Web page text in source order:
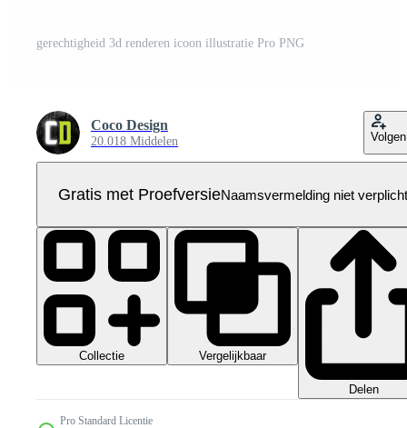
gerechtigheid 3d renderen icoon illustratie Pro PNG
Coco Design
20.018 Middelen Volgen
Gratis met ProefversieNaamsvermelding niet verplicht
Collectie Vergelijkbaar
Delen
Pro Standard Licentie